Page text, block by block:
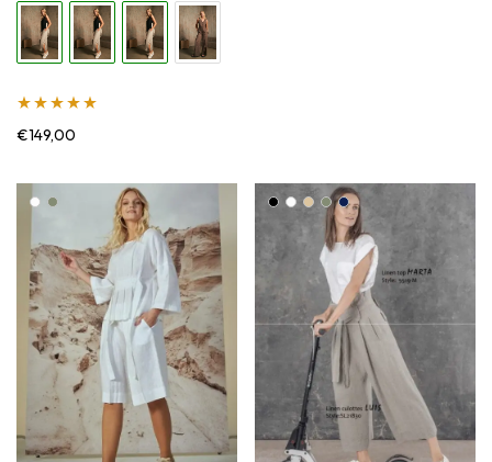
Įvertinimas:
€149,00